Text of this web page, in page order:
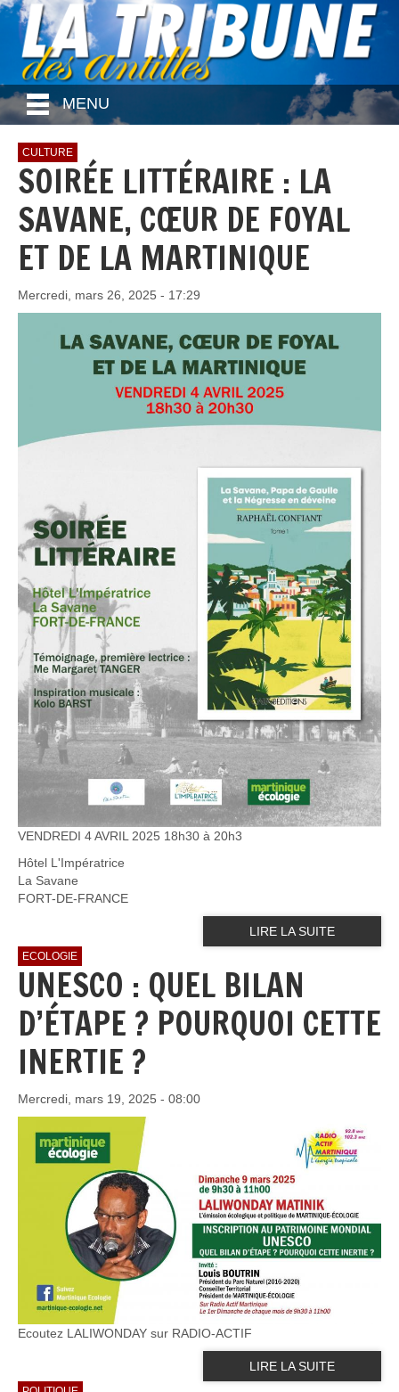
MENU
CULTURE
SOIRÉE LITTÉRAIRE : LA
SAVANE, CŒUR DE FOYAL
ET DE LA MARTINIQUE
Mercredi, mars 26, 2025 - 17:29
VENDREDI 4 AVRIL 2025 18h30 à 20h3
Hôtel L'Impératrice
La Savane
FORT-DE-FRANCE
LIRE LA SUITE
ECOLOGIE
UNESCO : QUEL BILAN
D’ÉTAPE ? POURQUOI CETTE
INERTIE ?
Mercredi, mars 19, 2025 - 08:00
Ecoutez LALIWONDAY sur RADIO-ACTIF
LIRE LA SUITE